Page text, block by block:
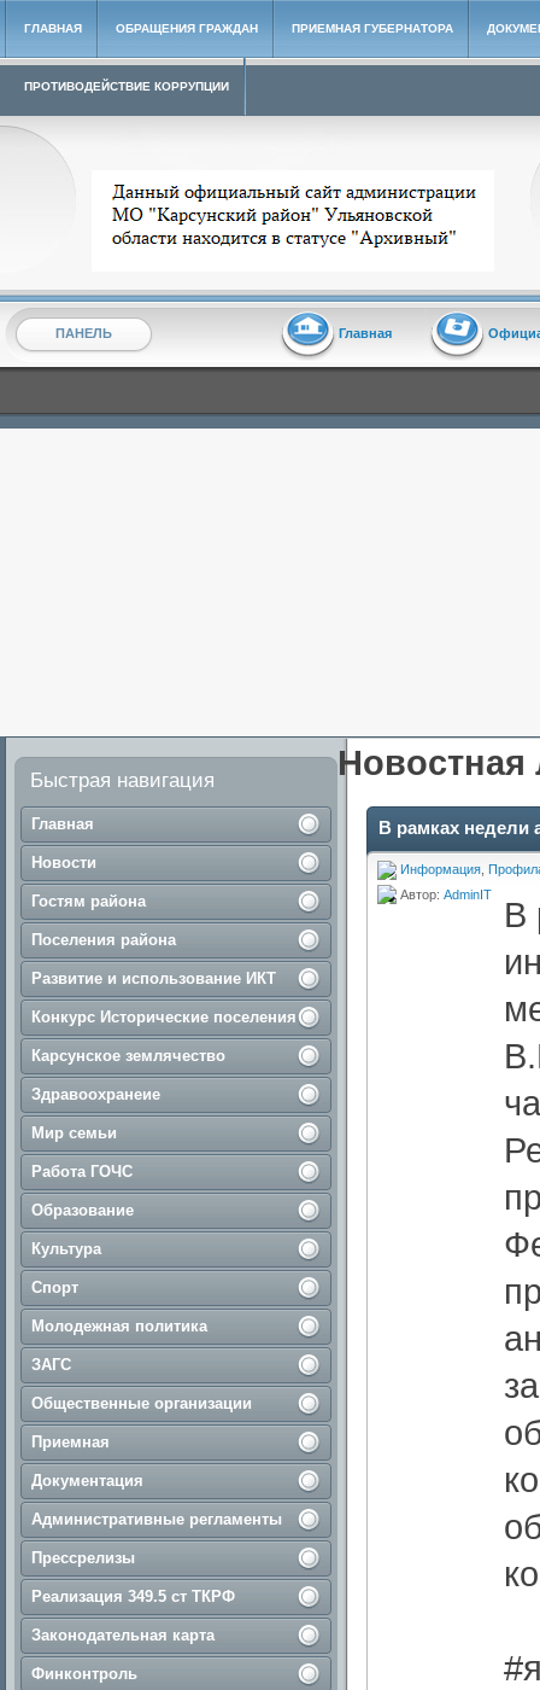
ГЛАВНАЯ ОБРАЩЕНИЯ ГРАЖДАН ПРИЕМНАЯ ГУБЕРНАТОРА
ПРОТИВОДЕЙСТВИЕ КОРРУПЦИИ
Архивный сайт администрации МО "Карсунский район"
ПАНЕЛЬ Главная
Быстрая навигация
Главная
Новости
Гостям района
Поселения района
Развитие и использование ИКТ
Конкурс Исторические поселения
Карсунское землячество
Здравоохранеие
Мир семьи
Работа ГОЧС
Образование
Культура
Спорт
Молодежная политика
ЗАГС
Общественные организации
Приемная
Документация
Административные регламенты
Прессрелизы
Реализация 349.5 ст ТКРФ
Законодательная карта
Финконтроль
Новостная
В рамках недели
Информация
Автор: AdminIT
В